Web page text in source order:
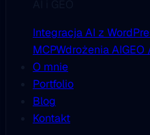
Integracja AI z
MCPWdrożenia AIGEO
O mnie
Portfolio
Blog
Kontakt